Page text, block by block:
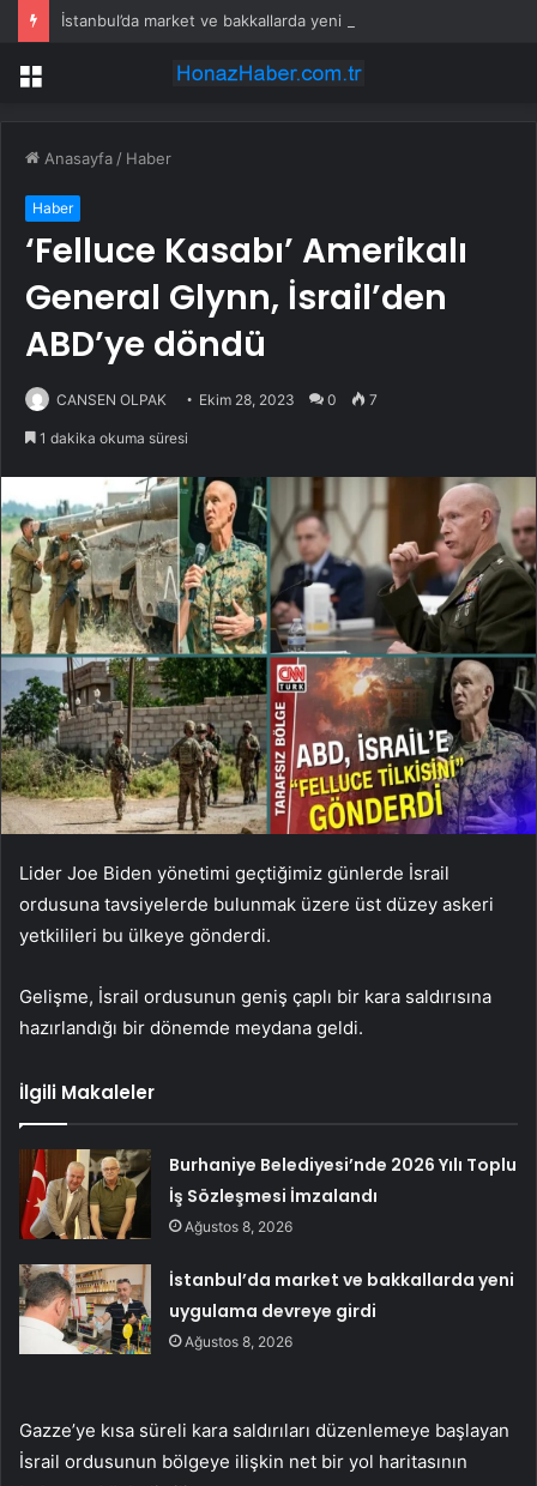
Menü
Anasayfa / Haber
Haber
‘Felluce Kasabı’ Amerikalı
General Glynn, İsrail’den
ABD’ye döndü
CANSEN OLPAK Ekim 28, 2023 0 7
1 dakika okuma süresi
Lider Joe Biden yönetimi geçtiğimiz günlerde İsrail
ordusuna tavsiyelerde bulunmak üzere üst düzey askeri
yetkilileri bu ülkeye gönderdi.
Gelişme, İsrail ordusunun geniş çaplı bir kara saldırısına
hazırlandığı bir dönemde meydana geldi.
İlgili Makaleler
Burhaniye Belediyesi’nde 2026 Yılı Toplu
İş Sözleşmesi İmzalandı
Ağustos 8, 2026
İstanbul’da market ve bakkallarda yeni
uygulama devreye girdi
Ağustos 8, 2026
Gazze’ye kısa süreli kara saldırıları düzenlemeye başlayan
İsrail ordusunun bölgeye ilişkin net bir yol haritasının